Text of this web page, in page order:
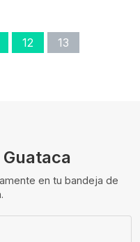
12 13
en tu bandeja de